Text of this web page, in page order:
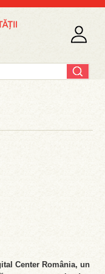
Center România, un